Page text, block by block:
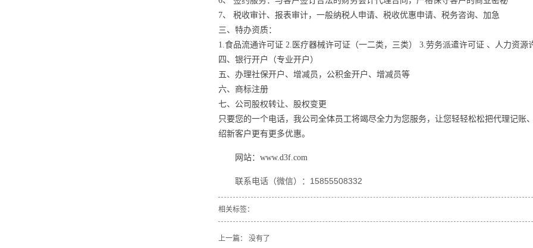
7、 税收审计、报表审计，一般纳税人申请、税收优惠申请、税务咨询、加急
三、特办资质：
1.食品流通许可证 2.医疗器械许可证（一二类，三类） 3.劳务派遣许可证 、人力资源
四、银行开户（专业开户）
五、办理社保开户、增减员，公积金开户、增减员等
六、商标注册
七、公司股权转让、股权变更
只要您的一个电话，我公司全体员工将竭尽全力为您服务，让您轻轻松松把代理记
绍新客户更有更多优惠。
网站： www.d3f.com
联系电话（微信）：15855508332
相关标签：
上一篇： 没有了